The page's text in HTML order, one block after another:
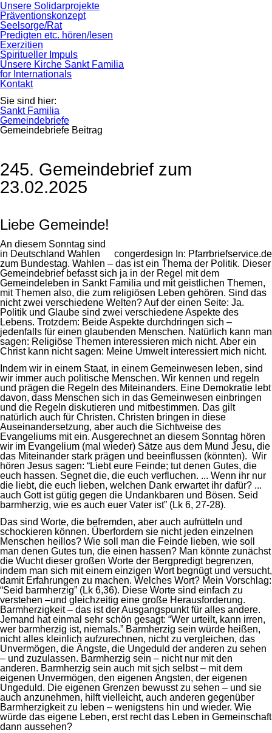
Unsere Solidarprojekte
Präventionskonzept
Seelsorge/Rat
Predigten etc. hören/lesen
Exerzitien
Spiritueller Impuls
Unsere Kirche Sankt Familia
for Internationals
Kontakt
Sie sind hier:
Sankt Familia
Gemeindebriefe
Gemeindebriefe Beitrag
245. Gemeindebrief zum
23.02.2025
Liebe Gemeinde!
congerdesign In: Pfarrbriefservice.de
An diesem Sonntag sind
in Deutschland Wahlen
zum Bundestag. Wahlen – das ist ein Thema der Politik. Dieser
Gemeindebrief befasst sich ja in der Regel mit dem
Gemeindeleben in Sankt Familia und mit geistlichen Themen,
mit Themen also, die zum religiösen Leben gehören. Sind das
nicht zwei verschiedene Welten? Auf der einen Seite: Ja.
Politik und Glaube sind zwei verschiedene Aspekte des
Lebens. Trotzdem: Beide Aspekte durchdringen sich –
jedenfalls für einen glaubenden Menschen. Natürlich kann man
sagen: Religiöse Themen interessieren mich nicht. Aber ein
Christ kann nicht sagen: Meine Umwelt interessiert mich nicht.
Indem wir in einem Staat, in einem Gemeinwesen leben, sind
wir immer auch politische Menschen. Wir kennen und regeln
und prägen die Regeln des Miteinanders. Eine Demokratie lebt
davon, dass Menschen sich in das Gemeinwesen einbringen
und die Regeln diskutieren und mitbestimmen. Das gilt
natürlich auch für Christen. Christen bringen in diese
Auseinandersetzung, aber auch die Sichtweise des
Evangeliums mit ein. Ausgerechnet an diesem Sonntag hören
wir im Evangelium (mal wieder) Sätze aus dem Mund Jesu, die
das Miteinander stark prägen und beeinflussen (könnten). Wir
hören Jesus sagen: “Liebt eure Feinde; tut denen Gutes, die
euch hassen. Segnet die, die euch verfluchen. ... Wenn ihr nur
die liebt, die euch lieben, welchen Dank erwartet ihr dafür? ...
auch Gott ist gütig gegen die Undankbaren und Bösen. Seid
barmherzig, wie es auch euer Vater ist” (Lk 6, 27-28).
Das sind Worte, die befremden, aber auch aufrütteln und
schockieren können. Überfordern sie nicht jeden einzelnen
Menschen heillos? Wie soll man die Feinde lieben, wie soll
man denen Gutes tun, die einen hassen? Man könnte zunächst
die Wucht dieser großen Worte der Bergpredigt begrenzen,
indem man sich mit einem einzigen Wort begnügt und versucht,
damit Erfahrungen zu machen. Welches Wort? Mein Vorschlag:
“Seid barmherzig” (Lk 6,36). Diese Worte sind einfach zu
verstehen –und gleichzeitig eine große Herausforderung.
Barmherzigkeit – das ist der Ausgangspunkt für alles andere.
Jemand hat einmal sehr schön gesagt: “Wer urteilt, kann irren,
wer barmherzig ist, niemals.” Barmherzig sein würde heißen,
nicht alles kleinlich aufzurechnen, nicht zu vergleichen, das
Unvermögen, die Ängste, die Ungeduld der anderen zu sehen
– und zuzulassen. Barmherzig sein – nicht nur mit den
anderen. Barmherzig sein auch mit sich selbst – mit dem
eigenen Unvermögen, den eigenen Ängsten, der eigenen
Ungeduld. Die eigenen Grenzen bewusst zu sehen – und sie
auch anzunehmen, hilft vielleicht, auch anderen gegenüber
Barmherzigkeit zu leben – wenigstens hin und wieder. Wie
würde das eigene Leben, erst recht das Leben in Gemeinschaft
dann aussehen?